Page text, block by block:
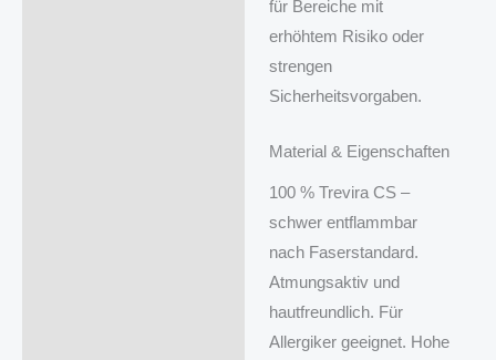
für Bereiche mit
erhöhtem Risiko oder
strengen
Sicherheitsvorgaben.
Material & Eigenschaften
100 % Trevira CS –
schwer entflammbar
nach Faserstandard.
Atmungsaktiv und
hautfreundlich. Für
Allergiker geeignet. Hohe